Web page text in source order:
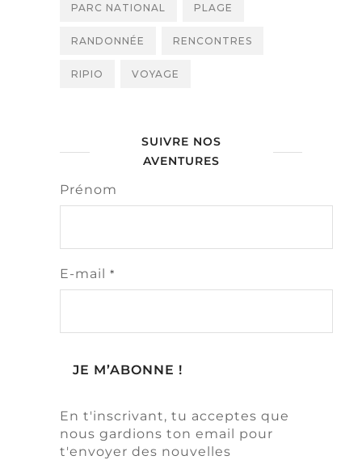
PARC NATIONAL PLAGE
RANDONNÉE RENCONTRES
RIPIO VOYAGE
SUIVRE NOS
AVENTURES
Prénom
E-mail *
En t'inscrivant, tu acceptes que
nous gardions ton email pour
t'envoyer des nouvelles